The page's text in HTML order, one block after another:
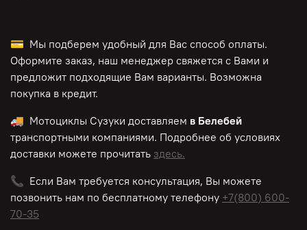
💳 Мы подберем удобный для Вас способ оплаты.
Оформите заказ, наш менеджер свяжется с Вами и
предложит подходящие Вам варианты. Возможна
покупка в кредит.
🚚 Мотоциклы Сузуки доставляем в Белебей
транспортными компаниями. Подробнее об условиях
доставки можете прочитать здесь.
📞 Если Вам требуется консультация, Вы можете
позвонить нам по бесплатному телефону +7(800) 600-
70-35